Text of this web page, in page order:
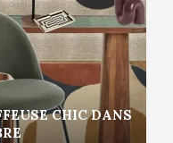
CHIC DANS